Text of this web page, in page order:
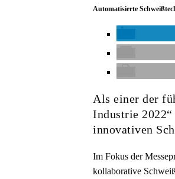
Automatisierte
Als einer der
Industrie
innovativen
Im Fokus der
kollaborative